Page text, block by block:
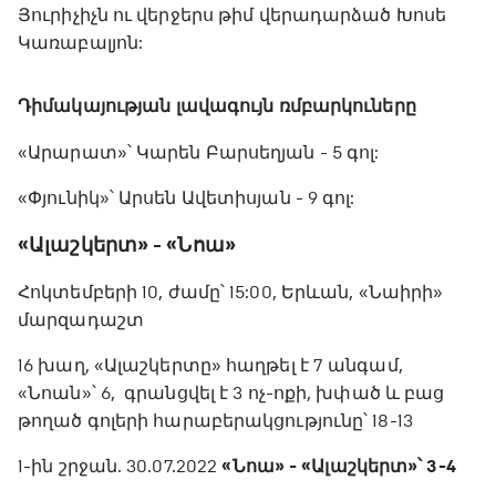
Յուրիչիչն ու վերջերս թիմ վերադարձած Խոսե
Կառաբալյոն:
Դիմակայության լավագույն ռմբարկուները
«Արարատ»՝ Կարեն Բարսեղյան - 5 գոլ:
«Փյունիկ»՝ Արսեն Ավետիսյան - 9 գոլ:
«Ալաշկերտ» - «Նոա»
Հոկտեմբերի 10, ժամը՝ 15:00, Երևան, «Նաիրի»
մարզադաշտ
16 խաղ, «Ալաշկերտը» հաղթել է 7 անգամ,
«Նոան»՝ 6, գրանցվել է 3 ոչ-ոքի, խփած և բաց
թողած գոլերի հարաբերակցությունը՝ 18-13
1-ին շրջան. 30.07.2022«Նոա» - «Ալաշկերտ»՝ 3-4